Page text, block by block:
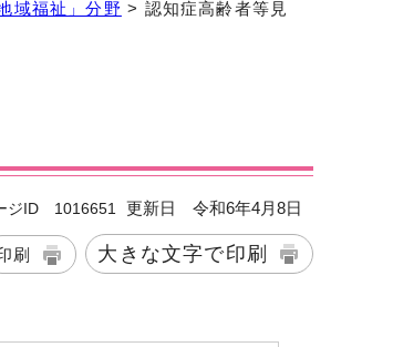
地域福祉」分野 > 認知症高齢者等見
ジID 1016651 更新日 令和6年4月8日
刷 大きな文字で印刷